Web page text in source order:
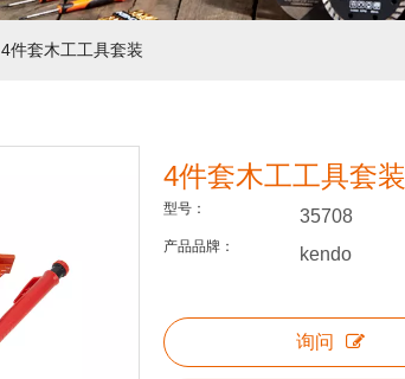
4件套木工工具套装
4件套木工工具套装
型号： 35708
产品品牌： kendo
询问